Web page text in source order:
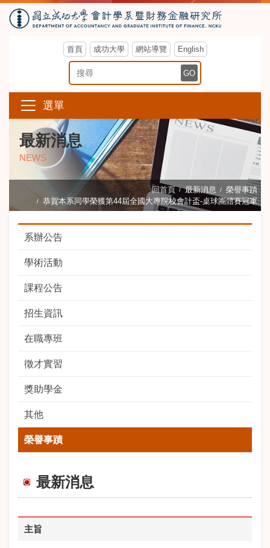
首頁 成功大學 網站導覽 English
搜尋關鍵字 GO
選單
最新消息
NEWS
回首頁 最新消息
榮譽事蹟
恭賀本系同學榮獲第44屆全國大專院校會計盃-桌球團體賽冠軍
系辦公告
學術活動
課程公告
招生資訊
在職專班
徵才實習
獎助學金
其他
榮譽事蹟
最新消息
主旨